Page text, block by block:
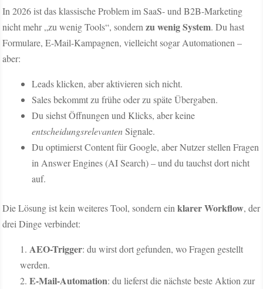
In 2026 ist das klassische Problem im SaaS- und B2B-Marketing
nicht mehr „zu wenig Tools“, sondernzu wenig System. Du hast
Formulare, E-Mail-Kampagnen, vielleicht sogar Automationen –
aber:
Leads klicken, aber aktivieren sich nicht.
Sales bekommt zu frühe oder zu späte Übergaben.
Du siehst Öffnungen und Klicks, aber keine
entscheidungsrelevantenSignale.
Du optimierst Content für Google, aber Nutzer stellen Fragen
in Answer Engines (AI Search) – und du tauchst dort nicht
auf.
Die Lösung ist kein weiteres Tool, sondern einklarer Workflow, der
drei Dinge verbindet:
AEO-Trigger: du wirst dort gefunden, wo Fragen gestellt
werden.
E-Mail-Automation: du lieferst die nächste beste Aktion zur